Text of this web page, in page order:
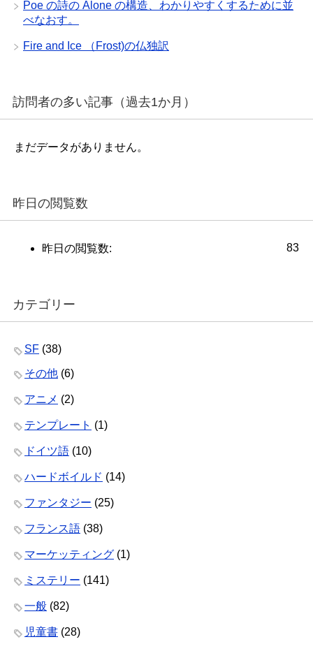
Poe の詩の Alone の構造、わかりやすくするために並
べなおす。
Fire and Ice （Frost)の仏独訳
訪問者の多い記事（過去1か月）
まだデータがありません。
昨日の閲覧数
83
昨日の閲覧数:
カテゴリー
SF (38)
その他 (6)
アニメ (2)
テンプレート (1)
ドイツ語 (10)
ハードボイルド (14)
ファンタジー (25)
フランス語 (38)
マーケッティング (1)
ミステリー (141)
一般 (82)
児童書 (28)